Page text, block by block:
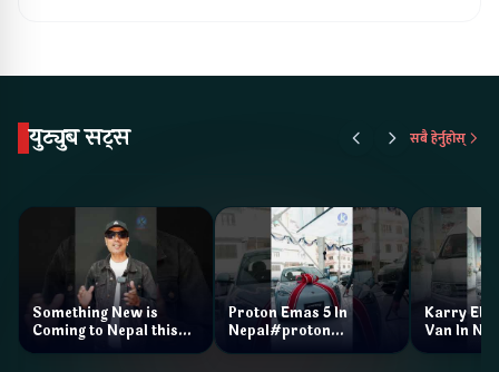
युट्युब सट्स सबै हेर्नुहोस्
Something New is
Coming to Nepal this
NAIMA Mobility Expo
Proton Emas 5 In
Nepal#proton
Karry
Van In
Bazar II